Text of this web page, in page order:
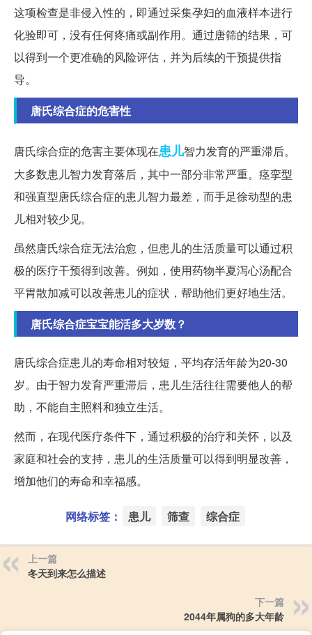
这项检查是非侵入性的，即通过采集孕妇的血液样本进行
化验即可，没有任何疼痛或副作用。通过唐筛的结果，可
以得到一个更准确的风险评估，并为后续的干预提供指
导。
唐氏综合症的危害性
唐氏综合症的危害主要体现在患儿智力发育的严重滞后。
大多数患儿智力发育落后，其中一部分非常严重。痉挛型
和强直型唐氏综合症的患儿智力最差，而手足徐动型的患
儿相对较少见。
虽然唐氏综合症无法治愈，但患儿的生活质量可以通过积
极的医疗干预得到改善。例如，使用药物半夏泻心汤配合
平胃散加减可以改善患儿的症状，帮助他们更好地生活。
唐氏综合症宝宝能活多大岁数？
唐氏综合症患儿的寿命相对较短，平均存活年龄为20-30
岁。由于智力发育严重滞后，患儿生活往往需要他人的帮
助，不能自主照料和独立生活。
然而，在现代医疗条件下，通过积极的治疗和关怀，以及
家庭和社会的支持，患儿的生活质量可以得到明显改善，
增加他们的寿命和幸福感。
网络标签： 患儿 筛查 综合症
上一篇
冬天到来怎么描述
下一篇
2044年属狗的多大年龄